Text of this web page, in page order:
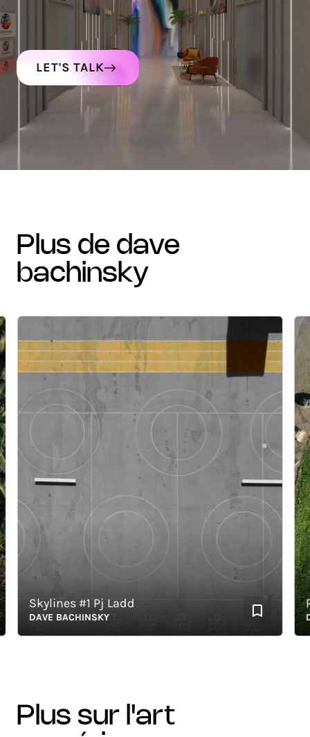
LET'S TALK
plus de dave
bachinsky
Skylines #1 Pj Ladd
DAVE BACHINSKY
plus sur l'art